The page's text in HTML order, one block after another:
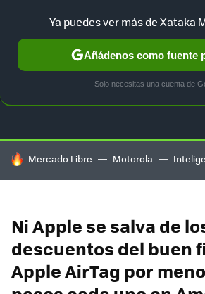
GUÍA DE COMPRAS
HOY SE HABLA DE
Mercado Libre Motorola
Ni Apple se salva de
descuentos del buen
Apple AirTag por
Ya puedes ver más de Xataka
Añádenos como fuente
Solo necesitas una cuenta de